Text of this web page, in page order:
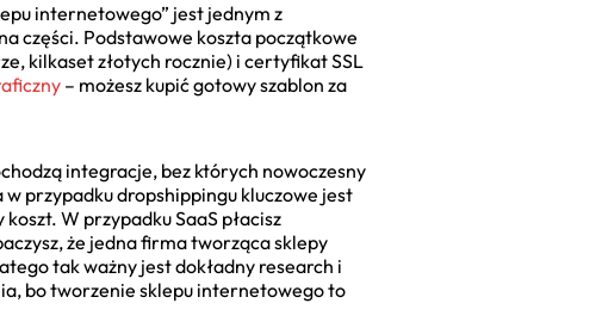
internetowego” jest jednym z
części. Podstawowe koszta początkowe
kilkaset złotych rocznie) i certyfikat SSL
– możesz kupić gotowy szablon za
integracje, bez których nowoczesny
przypadku dropshippingu kluczowe jest
W przypadku SaaS płacisz
że jedna firma tworząca sklepy
tak ważny jest dokładny research i
bo tworzenie sklepu internetowego to